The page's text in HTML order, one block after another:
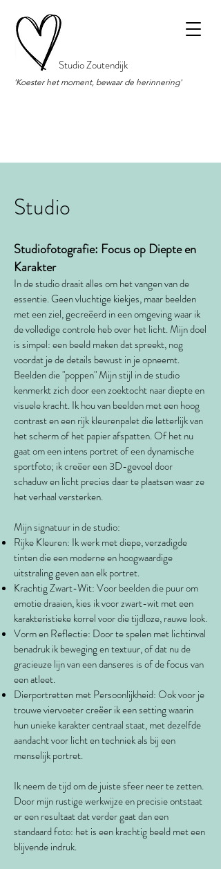
Studio Zoutendijk
'Koester het moment, bewaar de herinnering'
Studio
Studiofotografie: Focus op Diepte en
Karakter
In de studio draait alles om het vangen van de
essentie. Geen vluchtige kiekjes, maar beelden
met een ziel, gecreëerd in een omgeving waar ik
de volledige controle heb over het licht. Mijn doel
is simpel: een beeld maken dat spreekt, nog
voordat je de details bewust in je opneemt.
Beelden die "poppen" Mijn stijl in de studio
kenmerkt zich door een zoektocht naar diepte en
visuele kracht. Ik hou van beelden met een hoog
contrast en een rijk kleurenpalet die letterlijk van
het scherm of het papier afspatten. Of het nu
gaat om een intens portret of een dynamische
sportfoto; ik creëer een 3D-gevoel door
schaduw en licht precies daar te plaatsen waar ze
het verhaal versterken.
Mijn signatuur in de studio:
Rijke Kleuren: Ik werk met diepe, verzadigde
tinten die een moderne en hoogwaardige
uitstraling geven aan elk portret.
Krachtig Zwart-Wit: Voor beelden die puur om
emotie draaien, kies ik voor zwart-wit met een
karakteristieke korrel voor die tijdloze, rauwe look.
Vorm en Reflectie: Door te spelen met lichtinval
benadruk ik beweging en textuur, of dat nu de
gracieuze lijn van een danseres is of de focus van
een atleet.
Dierportretten met Persoonlijkheid: Ook voor je
trouwe viervoeter creëer ik een setting waarin
hun unieke karakter centraal staat, met dezelfde
aandacht voor licht en techniek als bij een
menselijk portret.
Ik neem de tijd om de juiste sfeer neer te zetten.
Door mijn rustige werkwijze en precisie ontstaat
er een resultaat dat verder gaat dan een
standaard foto: het is een krachtig beeld met een
blijvende indruk.